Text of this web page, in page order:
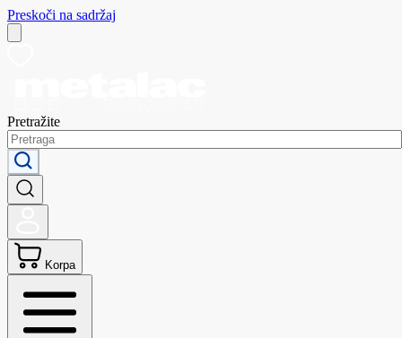
Preskoči na sadržaj
Pretražite
Korpa